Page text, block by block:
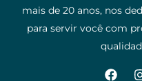
mais de 20 anos, nos
para servir você com